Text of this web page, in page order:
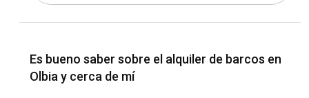
interés notables incluyen Capo Coda Cavallo, San Teodoro y
Golfo Aranci. Cada uno de estos ofrece una experiencia de
Es bueno saber sobre el alquiler de barcos en
Olbia y cerca de mí